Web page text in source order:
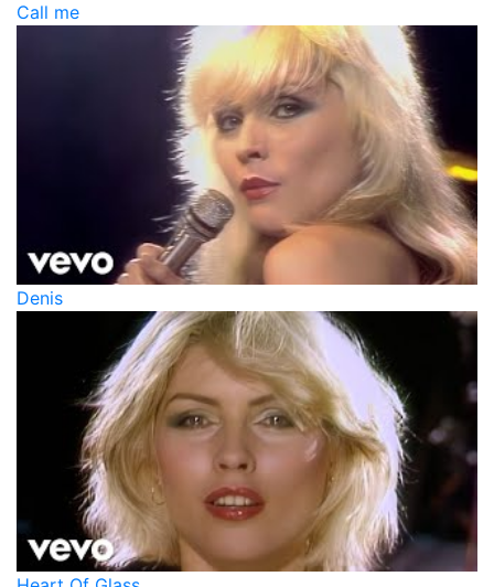
Call me
Denis